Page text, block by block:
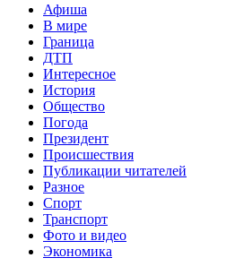
Афиша
В мире
Граница
ДТП
Интересное
История
Общество
Погода
Президент
Происшествия
Публикации читателей
Разное
Спорт
Транспорт
Фото и видео
Экономика